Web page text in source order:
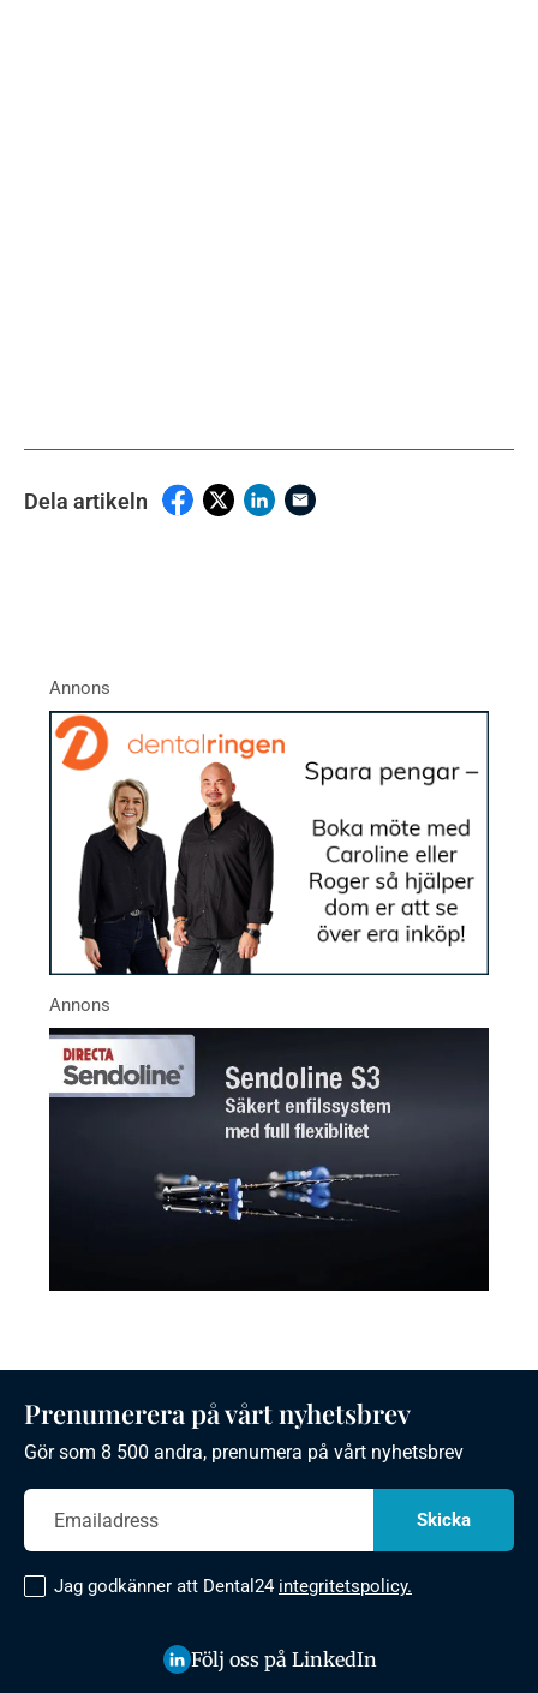
Dela artikeln
Prenumerera på vårt nyhetsbrev
Gör som 8 500 andra, prenumera på vårt nyhetsbrev
Jag godkänner att Dental24 integritetspolicy.
Följ oss på LinkedIn